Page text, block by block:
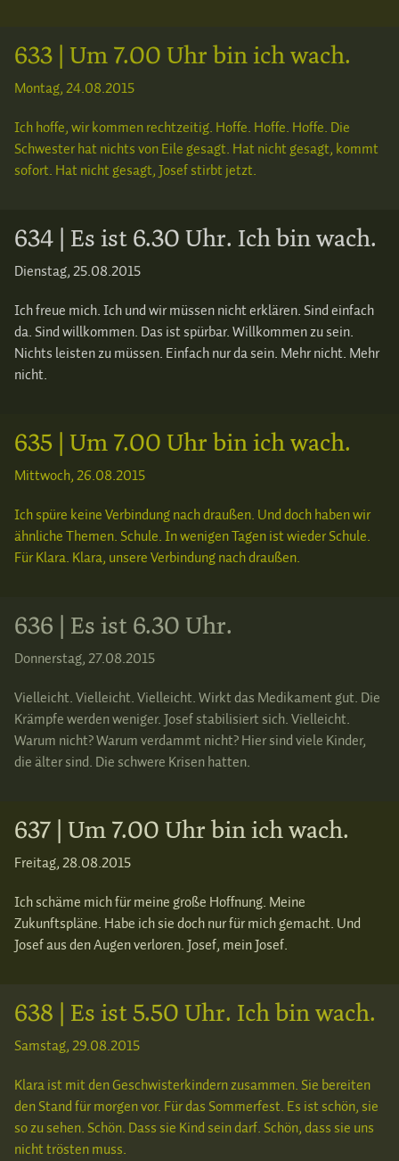
633 | Um 7.00 Uhr bin ich wach.
Montag, 24.08.2015
Ich hoffe, wir kommen rechtzeitig. Hoffe. Hoffe. Hoffe. Die
Schwester hat nichts von Eile gesagt. Hat nicht gesagt, kommt
sofort. Hat nicht gesagt, Josef stirbt jetzt.
634 | Es ist 6.30 Uhr. Ich bin wach.
Dienstag, 25.08.2015
Ich freue mich. Ich und wir müssen nicht erklären. Sind einfach
da. Sind willkommen. Das ist spürbar. Willkommen zu sein.
Nichts leisten zu müssen. Einfach nur da sein. Mehr nicht. Mehr
nicht.
635 | Um 7.00 Uhr bin ich wach.
Mittwoch, 26.08.2015
Ich spüre keine Verbindung nach draußen. Und doch haben wir
ähnliche Themen. Schule. In wenigen Tagen ist wieder Schule.
Für Klara. Klara, unsere Verbindung nach draußen.
636 | Es ist 6.30 Uhr.
Donnerstag, 27.08.2015
Vielleicht. Vielleicht. Vielleicht. Wirkt das Medikament gut. Die
Krämpfe werden weniger. Josef stabilisiert sich. Vielleicht.
Warum nicht? Warum verdammt nicht? Hier sind viele Kinder,
die älter sind. Die schwere Krisen hatten.
637 | Um 7.00 Uhr bin ich wach.
Freitag, 28.08.2015
Ich schäme mich für meine große Hoffnung. Meine
Zukunftspläne. Habe ich sie doch nur für mich gemacht. Und
Josef aus den Augen verloren. Josef, mein Josef.
638 | Es ist 5.50 Uhr. Ich bin wach.
Samstag, 29.08.2015
Klara ist mit den Geschwisterkindern zusammen. Sie bereiten
den Stand für morgen vor. Für das Sommerfest. Es ist schön, sie
so zu sehen. Schön. Dass sie Kind sein darf. Schön, dass sie uns
nicht trösten muss.